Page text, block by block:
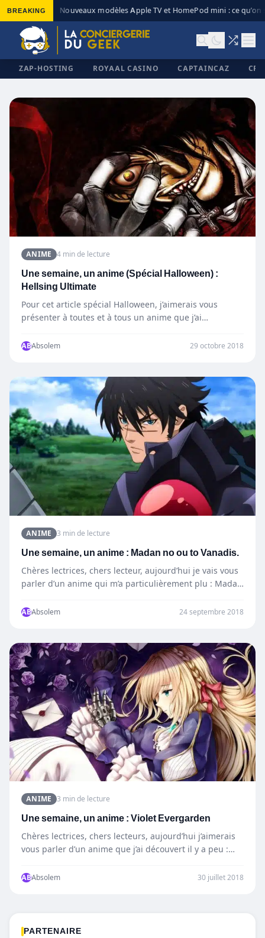
BREAKING Nouveaux modèles Apple TV et HomePod mini : ce qu’on
ZAP-HOSTING ROYAAL CASINO CAPTAINCAZ
ANIME 4 min de lecture
Une semaine, un anime (Spécial Halloween) :
Hellsing Ultimate
Pour cet article spécial Halloween, j’aimerais vous
présenter à toutes et à tous un anime que j’ai
ABAbsolem 29 octobre 2018
ANIME 3 min de lecture
Une semaine, un anime : Madan no ou to Vanadis.
Chères lectrices, chers lecteur, aujourd’hui je vais vous
parler d’un anime qui m’a particulièrement plu : Madan
ABAbsolem 24 septembre 2018
ANIME 3 min de lecture
Une semaine, un anime : Violet Evergarden
Chères lectrices, chers lecteurs, aujourd’hui j’aimerais
vous parler d’un anime que j’ai découvert il y a peu :…
ABAbsolem 30 juillet 2018
PARTENAIRE